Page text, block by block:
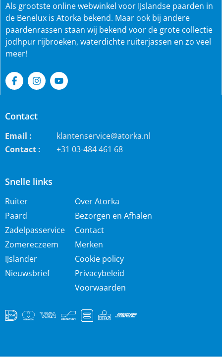
Snelle links
Ruiter
Paard
Zadelpasservice
Zomereczeem
IJslander
Nieuwsbrief
Over Atorka
Bezorgen en Afhalen
Contact
Merken
Cookie policy
Privacybeleid
Voorwaarden
Als grootste online webwinkel voor IJslandse paarden in
de Benelux is Atorka bekend. Maar ook bij andere
paardenrassen staan wij bekend voor de grote collectie
jodhpur rijbroeken, waterdichte ruiterjassen en zo veel
meer!
Contact
Email :
klantenservice@atorka.nl
Contact :
+31 03-484 461 68